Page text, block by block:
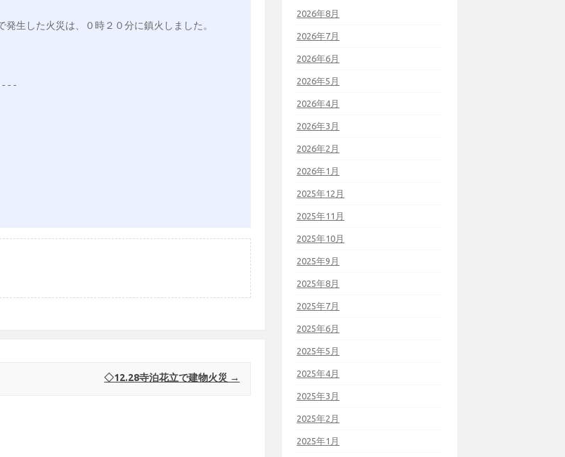
生した火災は、０時２０分に鎮火しました。
◇12.28寺泊花立で建物火災 →
2026年8月
2026年7月
2026年6月
2026年5月
2026年4月
2026年3月
2026年2月
2026年1月
2025年12月
2025年11月
2025年10月
2025年9月
2025年8月
2025年7月
2025年6月
2025年5月
2025年4月
2025年3月
2025年2月
2025年1月